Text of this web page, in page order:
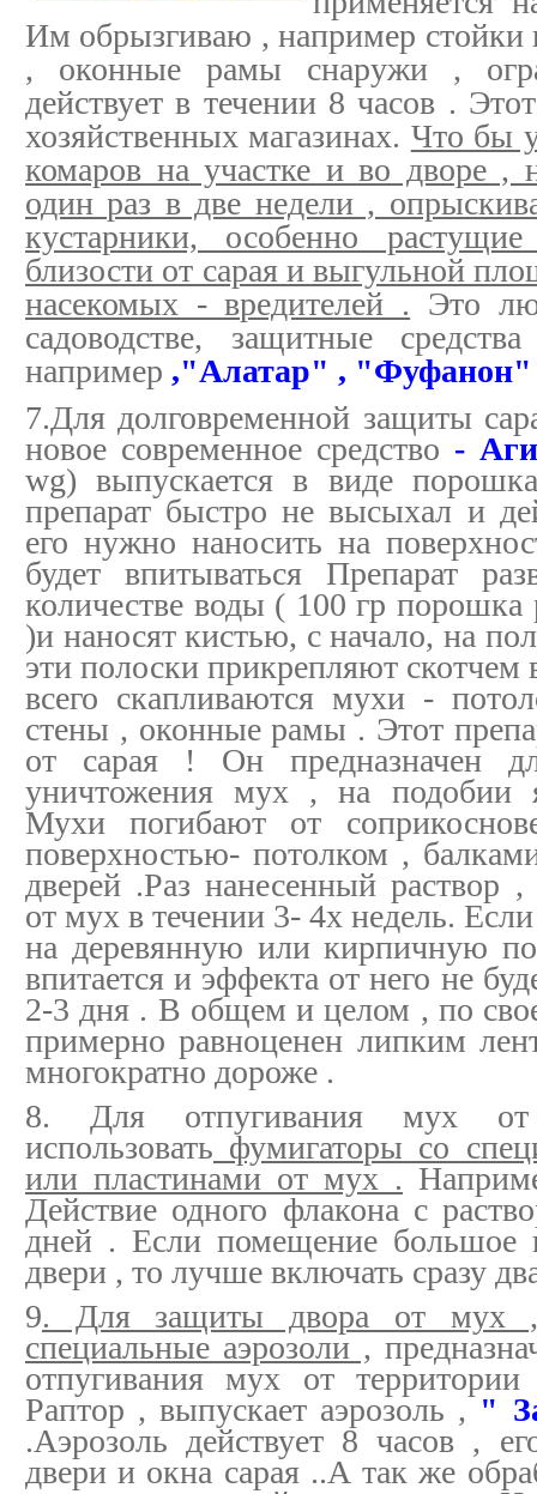
Им обрызгиваю , например стойки
, оконные рамы снаружи ,
действует в течении 8 часов .
хозяйственных магазинах. Что бы
комаров на участке и во дворе ,
один раз в две недели ,
кустарники, особенно
близости от сарая и выгульной
насекомых - вредителей . Это
садоводстве, защитные
например ,"Алатар" ,
7.Для долговременной защиты
новое современное средство -
wg) выпускается в виде
препарат быстро не высыхал и
его нужно наносить на
будет впитываться Препарат
количестве воды ( 100 гр порошка
)и наносят кистью, с начало, на
эти полоски прикрепляют скотчем
всего скапливаются мухи -
стены , оконные рамы . Этот
от сарая ! Он предназначен
уничтожения мух , на подобии
Мухи погибают от
поверхностью- потолком ,
дверей .Раз нанесенный раствор
от мух в течении 3- 4х недель. Если
на деревянную или кирпичную
впитается и эффекта от него не
2-3 дня . В общем и целом , по
примерно равноценен липким
многократно дороже .
8. Для отпугивания мух от
использовать фумигаторы со
или пластинами от мух .
Действие одного флакона с
дней . Если помещение большое
двери , то лучше включать сразу
9. Для защиты двора от мух
специальные аэрозоли ,
отпугивания мух от
Раптор , выпускает аэрозоль ,"
.Аэрозоль действует 8 часов ,
двери и окна сарая ..А так же